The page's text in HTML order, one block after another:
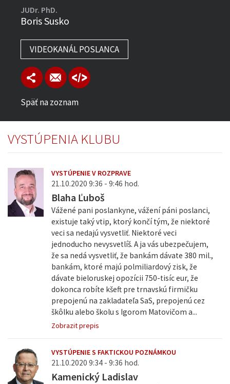
JUDr. PhD.
Boris Susko
VIDEOKANÁL POSLANCA
Späť na zoznam
VYSTÚPENIA KLUBU
VYSTÚPENIE V ROZPRAVE
21.10.2020 9:36 - 9:46 hod.
Blaha Ľuboš
Vážené pani poslankyne, vážení páni poslanci,
existuje taký vtip, ktorý končí tým, že niektoré
veci sa nedajú vysvetliť. Niektoré veci
jednoducho nevysvetlíš. A ja vás ubezpečujem,
že sa nedá vysvetliť, že bankám dávate 380 mil.,
bankám, ktoré majú polmiliardový zisk, že
dávate bieloruskej opozícii 750-tisíc eur, že
dokonca robíte kšeft pre trnavskú firmičku
prepojenú na zakladateľa SaS, prepojenú cez
škôlku alebo školu s Igorom Matovičom a...
Zobrazit prepis
VYSTÚPENIE S FAKTICKOU POZNÁMKOU
21.10.2020 9:34 - 9:36 hod.
Kamenický Ladislav